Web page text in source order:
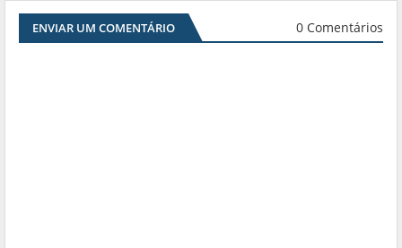
ENVIAR UM COMENTÁRIO 0 Comentários